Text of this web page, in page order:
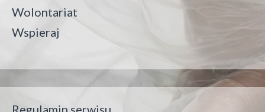
Wolontariat
Wspieraj
Regulamin serwisu